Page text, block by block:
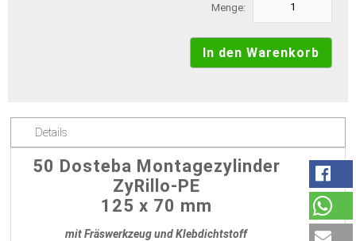
Menge:
Details
50 Dosteba Montagezylinder
ZyRillo-PE
125 x 70 mm
mit Fräswerkzeug und Klebdichtstoff